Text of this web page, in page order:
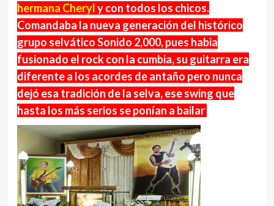
hermana Cheryly con todos los chicos.
Comandaba la nueva generación del histórico
grupo selvático Sonido 2,000, pues habia
fusionado el rock con la cumbia, su guitarra era
diferente a los acordes de antaño pero nunca
dejó esa tradición de la selva, ese swing que
hasta los más serios se ponían a bailar.